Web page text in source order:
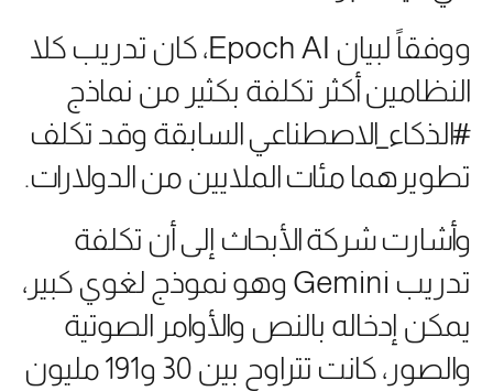
ووفقاً لبيان Epoch AI، كان تدريب كلا
النظامين أكثر تكلفة بكثير من نماذج
#الذكاء_الاصطناعي السابقة وقد تكلف
تطويرهما مئات الملايين من الدولارات.
وأشارت شركة الأبحاث إلى أن تكلفة
تدريب Gemini وهو نموذج لغوي كبير،
يمكن إدخاله بالنص والأوامر الصوتية
والصور، كانت تتراوح بين 30 و191 مليون